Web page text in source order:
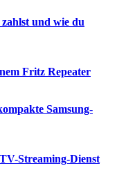
und wie du
Fritz Repeater
Samsung-
Streaming-Dienst